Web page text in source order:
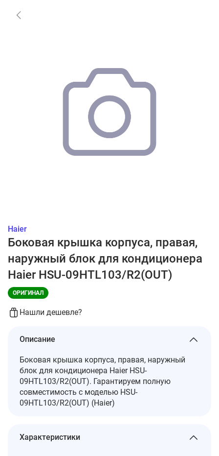
Haier
Боковая крышка корпуса, правая,
наружный блок для кондиционера
Haier HSU-09HTL103/R2(OUT)
ОРИГИНАЛ
Нашли дешевле?
Описание
Боковая крышка корпуса, правая, наружный
блок для кондиционера Haier HSU-
09HTL103/R2(OUT). Гарантируем полную
совместимость с моделью HSU-
09HTL103/R2(OUT) (Haier)
Характеристики